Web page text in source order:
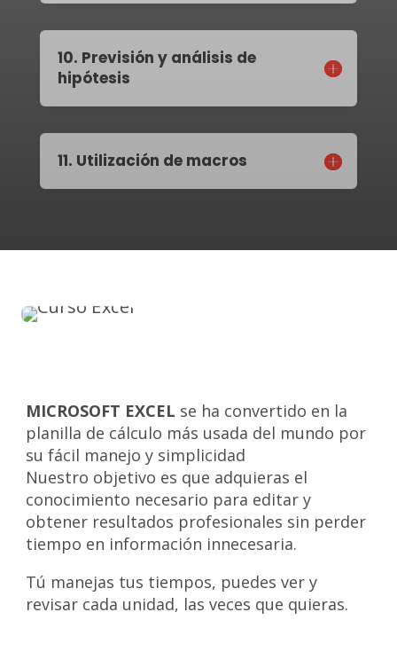
10. Previsión y análisis de
hipótesis
11. Utilización de macros
MICROSOFT EXCEL se ha convertido en la
planilla de cálculo más usada del mundo por
su fácil manejo y simplicidad
Nuestro objetivo es que adquieras el
conocimiento necesario para editar y
obtener resultados profesionales sin perder
tiempo en información innecesaria.
Tú manejas tus tiempos, puedes ver y
revisar cada unidad, las veces que quieras.